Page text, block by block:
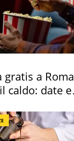
gratis a Roma
caldo: date e